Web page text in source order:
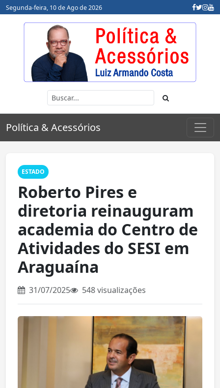
Segunda-feira, 10 de Ago de 2026
Política & Acessórios
ESTADO
Roberto Pires e
diretoria reinauguram
academia do Centro de
Atividades do SESI em
Araguaína
31/07/2025 548 visualizações